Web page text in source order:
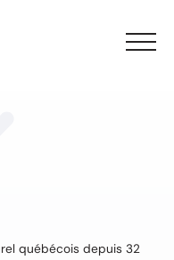
québécois depuis 32